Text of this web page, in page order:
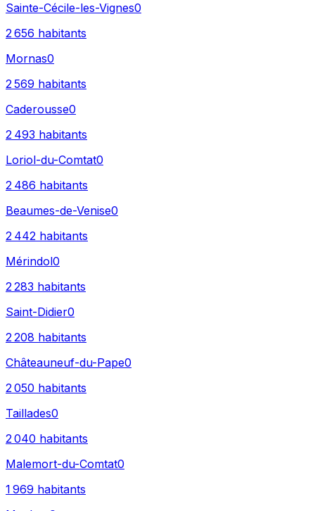
Sainte-Cécile-les-Vignes0
2 656 habitants
Mornas0
2 569 habitants
Caderousse0
2 493 habitants
Loriol-du-Comtat0
2 486 habitants
Beaumes-de-Venise0
2 442 habitants
Mérindol0
2 283 habitants
Saint-Didier0
2 208 habitants
Châteauneuf-du-Pape0
2 050 habitants
Taillades0
2 040 habitants
Malemort-du-Comtat0
1 969 habitants